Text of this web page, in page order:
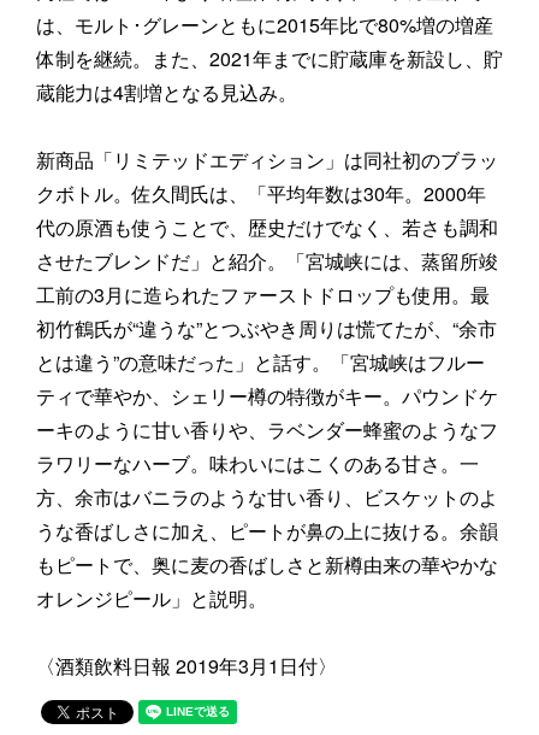
は、モルト･グレーンともに2015年比で80%増の増産
体制を継続。また、2021年までに貯蔵庫を新設し、貯
蔵能力は4割増となる見込み。
新商品「リミテッドエディション」は同社初のブラッ
クボトル。佐久間氏は、「平均年数は30年。2000年
代の原酒も使うことで、歴史だけでなく、若さも調和
させたブレンドだ」と紹介。「宮城峡には、蒸留所竣
工前の3月に造られたファーストドロップも使用。最
初竹鶴氏が“違うな”とつぶやき周りは慌てたが、“余市
とは違う”の意味だった」と話す。「宮城峡はフルー
ティで華やか、シェリー樽の特徴がキー。パウンドケ
ーキのように甘い香りや、ラベンダー蜂蜜のようなフ
ラワリーなハーブ。味わいにはこくのある甘さ。一
方、余市はバニラのような甘い香り、ビスケットのよ
うな香ばしさに加え、ピートが鼻の上に抜ける。余韻
もピートで、奥に麦の香ばしさと新樽由来の華やかな
オレンジピール」と説明。
〈酒類飲料日報 2019年3月1日付〉